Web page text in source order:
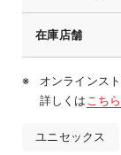
在庫店舗
オンラインス
詳しくは こちら
ユニセックス